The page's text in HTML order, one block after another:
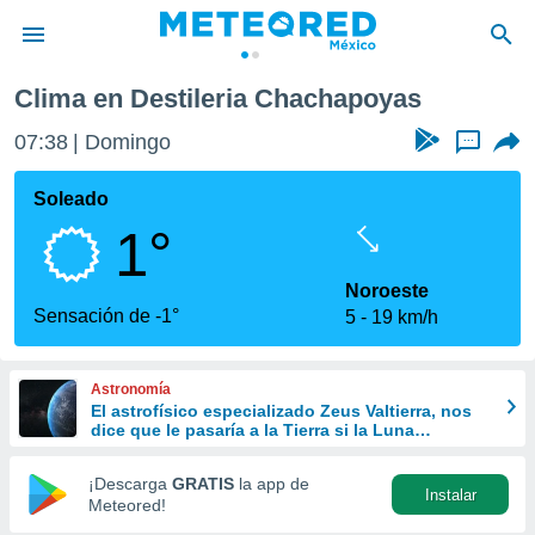
de
ha sido
calidad.
a este
las
y
forma
digital
basada
Clima en Destileria Chachapoyas
07:38 Domingo ...
Soleado
1°
Sensación de -1°
Noroeste
5
19 km/h
Astronomía
El astrofísico especializado Zeus Valtierra, nos
dice que le pasaría a la Tierra si la Luna
¡Descarga GRATIS la app de
Meteored!
Instalar